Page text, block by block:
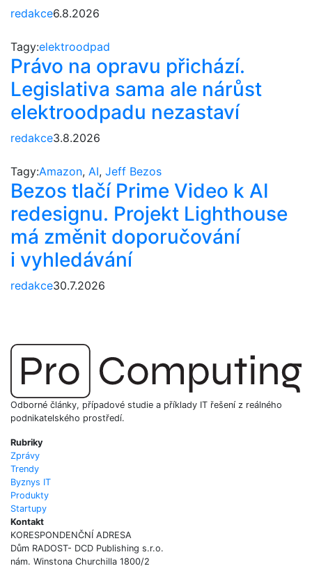
redakce6.8.2026
Tagy:elektroodpad
Právo na opravu přichází.
Legislativa sama ale nárůst
elektroodpadu nezastaví
redakce3.8.2026
Tagy:Amazon, AI, Jeff Bezos
Bezos tlačí Prime Video k AI
redesignu. Projekt Lighthouse
má změnit doporučování
i vyhledávání
redakce30.7.2026
Odborné články, případové studie a příklady IT řešení z reálného
podnikatelského prostředí.
Rubriky
Zprávy
Trendy
Byznys IT
Produkty
Startupy
Kontakt
KORESPONDENČNÍ ADRESA
Dům RADOST- DCD Publishing s.r.o.
nám. Winstona Churchilla 1800/2